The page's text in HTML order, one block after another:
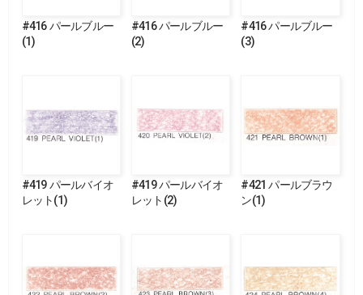
#416 パールブルー
(1)
#416 パールブルー
(2)
#416 パールブルー
(3)
#419 パールバイオ
レット(1)
#419 パールバイオ
レット(2)
#421 パールブラウ
ン(1)